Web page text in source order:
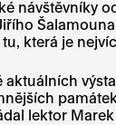
návštěvníky
která je
lektor